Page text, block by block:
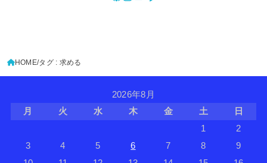
HOME タグ : 求める
2026年8月
月
火 水 木 金 土
日
1
2
3
4 5 6 7 8
9